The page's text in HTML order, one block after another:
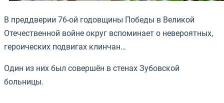
В преддверии 76-ой годовщины Победы в Великой
Отечественной войне округ вспоминает о невероятных,
героических подвигах клинчан…
Один из них был совершён в стенах Зубовской
больницы.